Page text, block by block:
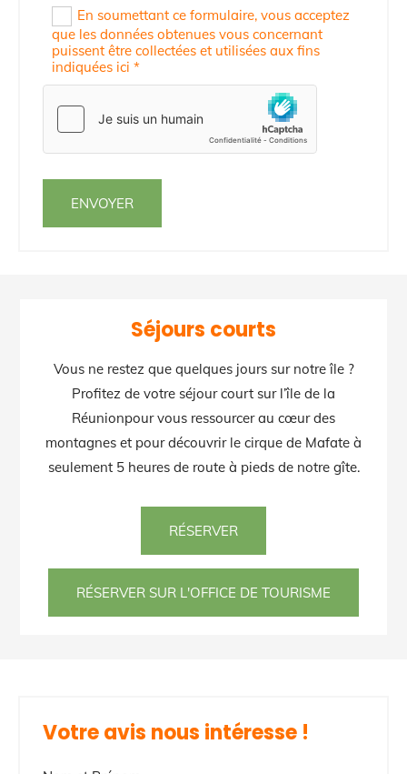
En soumettant ce formulaire, vous acceptez
que les données obtenues vous concernant
puissent être collectées et utilisées aux fins
indiquées ici *
Séjours courts
Vous ne restez que quelques jours sur notre île ?
Profitez de votre séjour court sur l’île de la
Réunionpour vous ressourcer au cœur des
montagnes et pour découvrir le cirque de Mafate à
seulement 5 heures de route à pieds de notre gîte.
RÉSERVER
RÉSERVER SUR L'OFFICE DE TOURISME
Votre avis nous intéresse !